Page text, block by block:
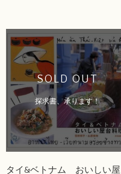
SOLD OUT
探求書、承ります！
タイ&ベトナム おいしい屋